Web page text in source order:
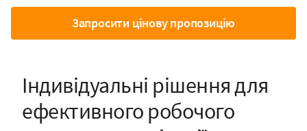
Запросити цінову пропозицію
Індивідуальні рішення для
ефективного робочого